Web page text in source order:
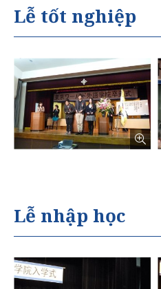
Lễ tốt nghiệp
Lễ nhập học